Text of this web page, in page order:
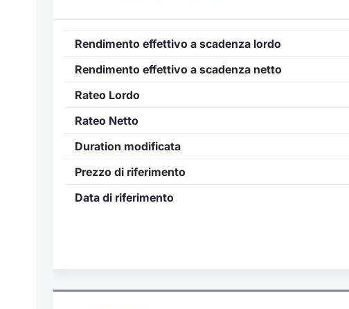
Rendimento effettivo a scadenza lordo
Rendimento effettivo a scadenza netto
Rateo Lordo
Rateo Netto
Duration modificata
Prezzo di riferimento
Data di riferimento